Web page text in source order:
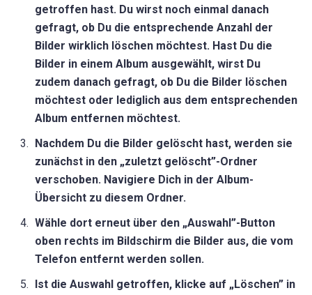
getroffen hast. Du wirst noch einmal danach
gefragt, ob Du die entsprechende Anzahl der
Bilder wirklich löschen möchtest. Hast Du die
Bilder in einem Album ausgewählt, wirst Du
zudem danach gefragt, ob Du die Bilder löschen
möchtest oder lediglich aus dem entsprechenden
Album entfernen möchtest.
Nachdem Du die Bilder gelöscht hast, werden sie
zunächst in den „zuletzt gelöscht”-Ordner
verschoben. Navigiere Dich in der Album-
Übersicht zu diesem Ordner.
Wähle dort erneut über den „Auswahl”-Button
oben rechts im Bildschirm die Bilder aus, die vom
Telefon entfernt werden sollen.
Ist die Auswahl getroffen, klicke auf „Löschen” in